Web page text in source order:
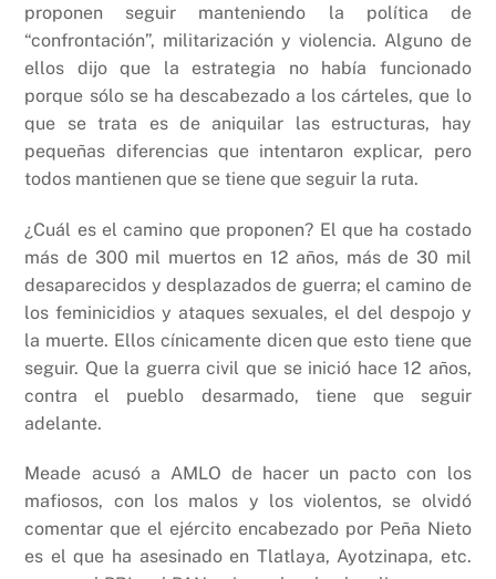
proponen seguir manteniendo la política de
“confrontación”, militarización y violencia. Alguno de
ellos dijo que la estrategia no había funcionado
porque sólo se ha descabezado a los cárteles, que lo
que se trata es de aniquilar las estructuras, hay
pequeñas diferencias que intentaron explicar, pero
todos mantienen que se tiene que seguir la ruta.
¿Cuál es el camino que proponen? El que ha costado
más de 300 mil muertos en 12 años, más de 30 mil
desaparecidos y desplazados de guerra; el camino de
los feminicidios y ataques sexuales, el del despojo y
la muerte. Ellos cínicamente dicen que esto tiene que
seguir. Que la guerra civil que se inició hace 12 años,
contra el pueblo desarmado, tiene que seguir
adelante.
Meade acusó a AMLO de hacer un pacto con los
mafiosos, con los malos y los violentos, se olvidó
comentar que el ejército encabezado por Peña Nieto
es el que ha asesinado en Tlatlaya, Ayotzinapa, etc.